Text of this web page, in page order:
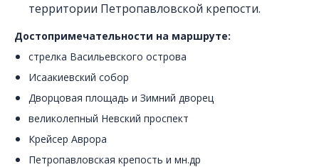
территории Петропавловской крепости.
Достопримечательности на маршруте:
стрелка Васильевского острова
Исаакиевский собор
Дворцовая площадь и Зимний дворец
великолепный Невский проспект
Крейсер Аврора
Петропавловская крепость и мн.др